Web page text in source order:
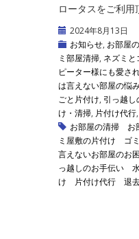
ロータスをご利
2024年8月13日
お知らせ, お部屋
ミ部屋清掃, ネズミ
ピーター様にも愛さ
は言えない部屋の悩
ごと片付け, 引っ越
け・清掃, 片付け代行,
お部屋の清掃
お
ミ屋敷の片付け
ゴ
言えないお部屋のお
っ越しのお手伝い
け
片付け代行 退